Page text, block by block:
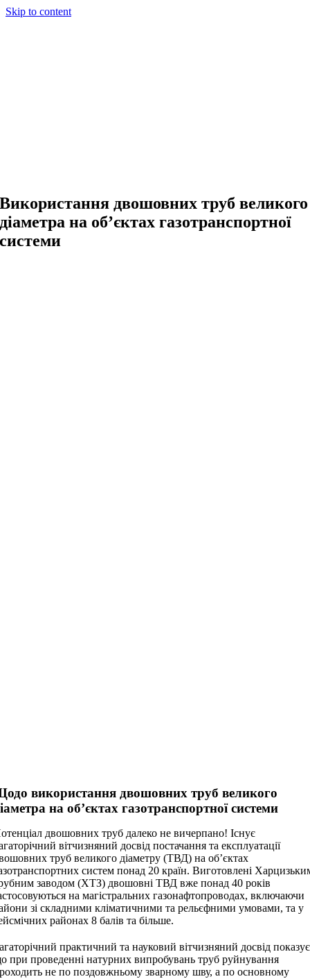
Skip to content
Використання двошовних труб великого
діаметра на об’єктах газотранспортної
системи
використання двошовних труб великого
на об’єктах газотранспортної системи
двошовних труб далеко не вичерпано! Існує
вітчизняний досвід постачання та експлуатації
труб великого діаметру (ТВД) на об’єктах
систем понад 20 країн. Виготовлені
заводом (ХТЗ) двошовні ТВД вже понад 40 років
на магістральних газонафтопроводах, включаючи
зі складними кліматичними та рельєфними умовами, та у
районах 8 балів та більше.
практичний та науковий вітчизняний досвід
при проведенні натурних випробувань труб руйнування
не по поздовжньому зварному шву, а по основному